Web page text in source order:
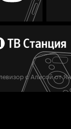
с Алисой от